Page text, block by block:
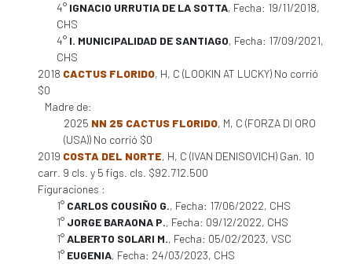
4° IGNACIO URRUTIA DE LA SOTTA, Fecha: 19/11/2018,
CHS
4° I. MUNICIPALIDAD DE SANTIAGO, Fecha: 17/09/2021,
CHS
2018 CACTUS FLORIDO, H, C (LOOKIN AT LUCKY) No corrió
$0
Madre de:
2025 NN 25 CACTUS FLORIDO, M, C (FORZA DI ORO
(USA)) No corrió $0
2019 COSTA DEL NORTE, H, C (IVAN DENISOVICH) Gan. 10
carr. 9 cls. y 5 figs. cls. $92.712.500
Figuraciones :
1° CARLOS COUSIÑO G., Fecha: 17/06/2022, CHS
1° JORGE BARAONA P., Fecha: 09/12/2022, CHS
1°ALBERTO SOLARI M., Fecha: 05/02/2023, VSC
1° EUGENIA, Fecha: 24/03/2023, CHS